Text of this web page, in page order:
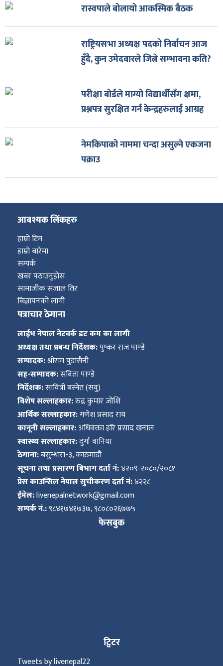
रास्वपाले बोलायो आकस्मिक बैठक
राष्ट्रियसभा अध्यक्ष पदको निर्वाचन आज
हुँदै, कुन उमेदवारले जित्ने सम्भावना कति?
परीक्षा बोर्डले माग्यो विद्यार्थीसँग क्षमा,
प्रश्नपत्र सुरक्षित गर्न केन्द्रहरुलाई आग्रह
नेमकिपाको नाममा चन्दा असुल्ने एकजना
पक्राउ
आबश्यक लिंकहरु
हाम्रो टिम
हाम्रो बारेमा
सम्पर्क
खबर पठाउनुहोस
सामाजीक संजाल तिर
बिज्ञापनको लागी
पत्राचार ठेगाना
लाईभ नेपाल नेटवर्क डट कम का लागी
अध्यक्ष तथा प्रबन्ध निर्देशक:पुष्कर राज पाण्डे
सम्पादक:श्रीराम पुडासैनी
सह-सम्पादक:सविता पाण्डे
निर्देशक:सावित्री बस्नेत (सवु)
विशेष सल्लाहकार:रुद्र कुमार जोशि
आर्थिक सल्लाहकार:गणेश प्रसाद राय
कानूनी सल्लाहकार:अधिवक्ता हरि प्रसाद खनाल
स्वास्थ्य सल्लाहकार:दुर्गा वानिया
ठेगाना:बसुन्धारा-३, काठमाडौं
सूचना तथा प्रसारण बिभाग दर्ता नं:४२०९-२०८०/२०८१
प्रेस काउन्सिल नेपाल सुचीकरण दर्ता नं:४२२८
ईमेल:livenepalnetwork@gmail.com
सम्पर्क नं.:९८४१७४१७३७, ९८०८०२६७७५
फेसबुक
ट्विटर
Tweets by livenepal22